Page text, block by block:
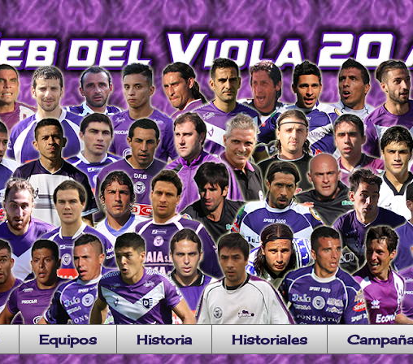
Equipos Historia Historiales